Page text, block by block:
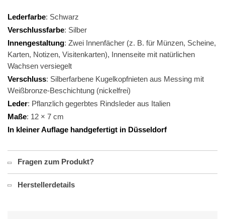
Lederfarbe: Schwarz
Verschlussfarbe: Silber
Innengestaltung: Zwei Innenfächer (z. B. für Münzen, Scheine,
Karten, Notizen, Visitenkarten), Innenseite mit natürlichen
Wachsen versiegelt
Verschluss: Silberfarbene Kugelkopfnieten aus Messing mit
Weißbronze-Beschichtung (nickelfrei)
Leder: Pflanzlich gegerbtes Rindsleder aus Italien
Maße: 12 × 7 cm
In kleiner Auflage handgefertigt in Düsseldorf
Fragen zum Produkt?
Herstellerdetails